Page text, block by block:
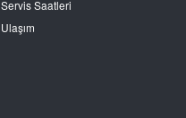
Servis Saatleri
Ulaşım